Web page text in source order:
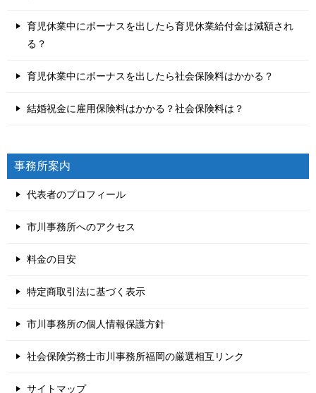
育児休業中にボーナスを出したら育児休業給付金は減額され
る？
育児休業中にボーナスを出したら社会保険料はかかる？
結婚祝金に雇用保険料はかかる？社会保険料は？
事務所案内
代表者のプロフィール
市川事務所へのアクセス
料金の目安
特定商取引法に基づく表示
市川事務所の個人情報保護方針
社会保険労務士市川事務所福岡の厳選相互リンク
サイトマップ